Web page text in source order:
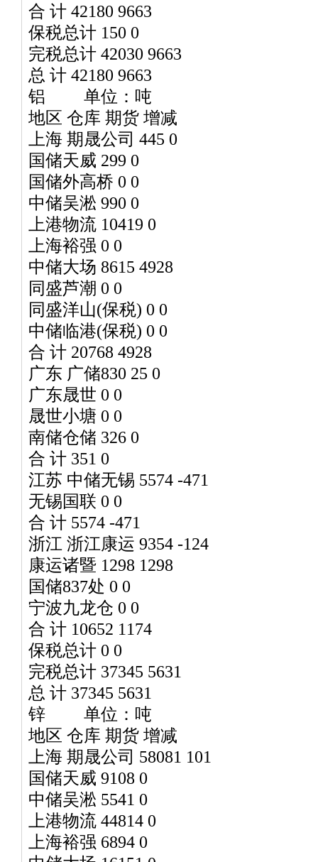
合 计 42180 9663
保税总计 150 0
完税总计 42030 9663
总 计 42180 9663
铝 单位：吨
地区 仓库 期货 增减
上海 期晟公司 445 0
国储天威 299 0
国储外高桥 0 0
中储吴淞 990 0
上港物流 10419 0
上海裕强 0 0
中储大场 8615 4928
同盛芦潮 0 0
同盛洋山(保税) 0 0
中储临港(保税) 0 0
合 计 20768 4928
广东 广储830 25 0
广东晟世 0 0
晟世小塘 0 0
南储仓储 326 0
合 计 351 0
江苏 中储无锡 5574 -471
无锡国联 0 0
合 计 5574 -471
浙江 浙江康运 9354 -124
康运诸暨 1298 1298
国储837处 0 0
宁波九龙仓 0 0
合 计 10652 1174
保税总计 0 0
完税总计 37345 5631
总 计 37345 5631
锌 单位：吨
地区 仓库 期货 增减
上海 期晟公司 58081 101
国储天威 9108 0
中储吴淞 5541 0
上港物流 44814 0
上海裕强 6894 0